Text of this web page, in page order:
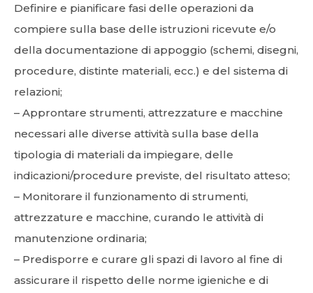
Definire e pianificare fasi delle operazioni da
compiere sulla base delle istruzioni ricevute e/o
della documentazione di appoggio (schemi, disegni,
procedure, distinte materiali, ecc.) e del sistema di
relazioni;
– Approntare strumenti, attrezzature e macchine
necessari alle diverse attività sulla base della
tipologia di materiali da impiegare, delle
indicazioni/procedure previste, del risultato atteso;
– Monitorare il funzionamento di strumenti,
attrezzature e macchine, curando le attività di
manutenzione ordinaria;
– Predisporre e curare gli spazi di lavoro al fine di
assicurare il rispetto delle norme igieniche e di